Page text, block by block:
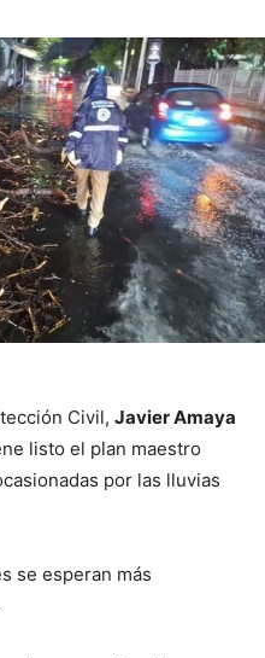
Civil, Javier Amaya
listo el plan maestro
por las lluvias
se esperan más